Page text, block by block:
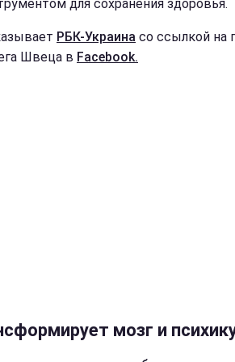
для сохранения здоровья.
РБК-Украина со ссылкой на
Швеца в Facebook.
мозг и